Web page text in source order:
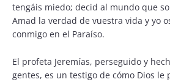
tengáis miedo; decid al mundo que
Amad la verdad de vuestra vida y yo
conmigo en el Paraíso.
El profeta Jeremías, perseguido y
gentes, es un testigo de cómo Dios le